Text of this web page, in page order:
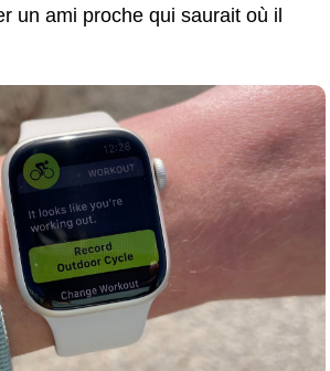
un ami proche qui saurait où il